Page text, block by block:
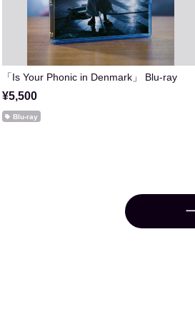
「Is Your Phonic in Denmark」 Blu-ray
¥5,500
Blu-ray